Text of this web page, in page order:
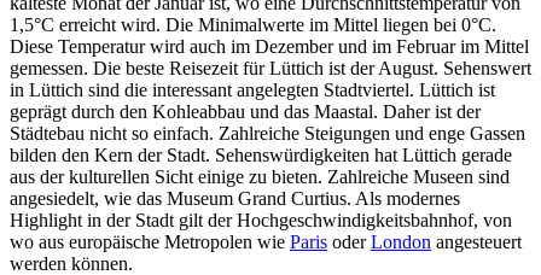
1,5°C erreicht wird. Die Minimalwerte im Mittel liegen bei 0°C.
Diese Temperatur wird auch im Dezember und im Februar im Mittel
gemessen. Die beste Reisezeit für Lüttich ist der August. Sehenswert
in Lüttich sind die interessant angelegten Stadtviertel. Lüttich ist
geprägt durch den Kohleabbau und das Maastal. Daher ist der
Städtebau nicht so einfach. Zahlreiche Steigungen und enge Gassen
bilden den Kern der Stadt. Sehenswürdigkeiten hat Lüttich gerade
aus der kulturellen Sicht einige zu bieten. Zahlreiche Museen sind
angesiedelt, wie das Museum Grand Curtius. Als modernes
Highlight in der Stadt gilt der Hochgeschwindigkeitsbahnhof, von
wo aus europäische Metropolen wie Paris oderLondon angesteuert
werden können.